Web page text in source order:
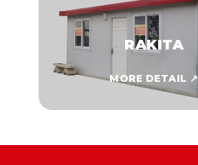
RAKITA
MORE DETAIL ↗